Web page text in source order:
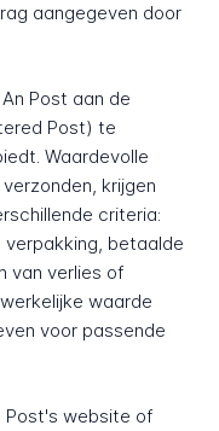
aangegeven door
Post aan de
Post) te
Waardevolle
krijgen
criteria:
betaalde
van verlies of
waarde
voor passende
Post's website of